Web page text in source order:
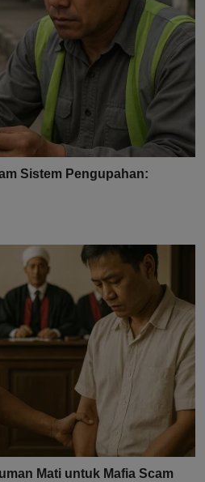
Sistem Pengupahan:
Mati untuk Mafia Scam